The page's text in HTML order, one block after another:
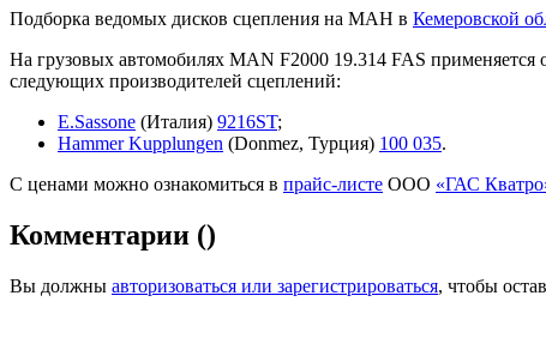
Подборка ведомых дисков сцепления на МАН в Кемеровской
На грузовых автомобилях MAN F2000 19.314 FAS
следующих производителей сцеплений:
E.Sassone (Италия) 9216ST;
Hammer Kupplungen (Donmez, Турция) 100 035.
С ценами можно ознакомиться в прайс-листе ООО «ГАС
Комментарии ()
Вы должны авторизоваться или зарегистрироваться, чтобы